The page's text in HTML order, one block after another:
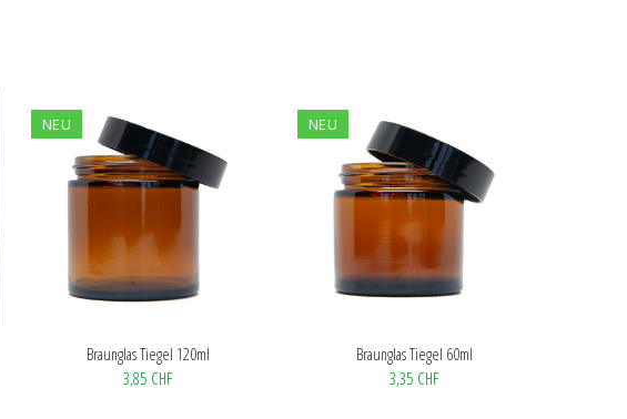
NEU
Braunglas Tiegel 120ml
3,85 CHF
NEU
Braunglas Tiegel 60ml
3,35 CHF